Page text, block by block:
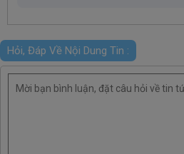
Hỏi, Đáp Về Nội Dung Tin :